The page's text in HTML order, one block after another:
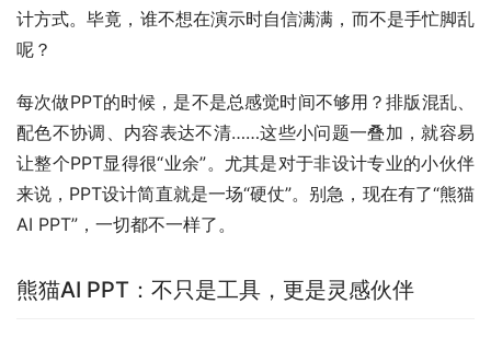
计方式。毕竟，谁不想在演示时自信满满，而不是手忙脚乱
呢？
每次做PPT的时候，是不是总感觉时间不够用？排版混乱、
配色不协调、内容表达不清……这些小问题一叠加，就容易
让整个PPT显得很“业余”。尤其是对于非设计专业的小伙伴
来说，PPT设计简直就是一场“硬仗”。别急，现在有了“熊猫
AI PPT”，一切都不一样了。
熊猫AI PPT：不只是工具，更是灵感伙伴